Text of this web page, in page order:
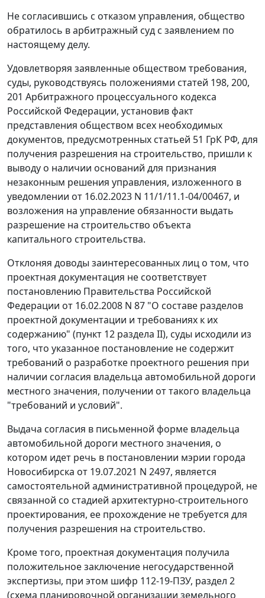
Не согласившись с отказом управления, общество
обратилось в арбитражный суд с заявлением по
настоящему делу.
Удовлетворяя заявленные обществом требования,
суды, руководствуясь положениями статей 198, 200,
201 Арбитражного процессуального кодекса
Российской Федерации, установив факт
представления обществом всех необходимых
документов, предусмотренных статьей 51 ГрК РФ, для
получения разрешения на строительство, пришли к
выводу о наличии оснований для признания
незаконным решения управления, изложенного в
уведомлении от 16.02.2023 N 11/1/11.1-04/00467, и
возложения на управление обязанности выдать
разрешение на строительство объекта
капитального строительства.
Отклоняя доводы заинтересованных лиц о том, что
проектная документация не соответствует
постановлению Правительства Российской
Федерации от 16.02.2008 N 87 "О составе разделов
проектной документации и требованиях к их
содержанию" (пункт 12 раздела II), суды исходили из
того, что указанное постановление не содержит
требований о разработке проектного решения при
наличии согласия владельца автомобильной дороги
местного значения, получении от такого владельца
"требований и условий".
Выдача согласия в письменной форме владельца
автомобильной дороги местного значения, о
котором идет речь в постановлении мэрии города
Новосибирска от 19.07.2021 N 2497, является
самостоятельной административной процедурой, не
связанной со стадией архитектурно-строительного
проектирования, ее прохождение не требуется для
получения разрешения на строительство.
Кроме того, проектная документация получила
положительное заключение негосударственной
экспертизы, при этом шифр 112-19-ПЗУ, раздел 2
(схема планировочной организации земельного